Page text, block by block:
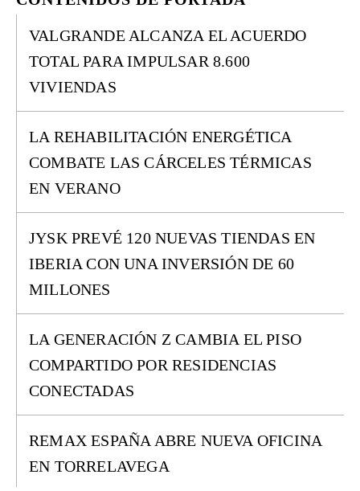
VALGRANDE ALCANZA EL ACUERDO
TOTAL PARA IMPULSAR 8.600
VIVIENDAS
LA REHABILITACIÓN ENERGÉTICA
COMBATE LAS CÁRCELES TÉRMICAS
EN VERANO
JYSK PREVÉ 120 NUEVAS TIENDAS EN
IBERIA CON UNA INVERSIÓN DE 60
MILLONES
LA GENERACIÓN Z CAMBIA EL PISO
COMPARTIDO POR RESIDENCIAS
CONECTADAS
REMAX ESPAÑA ABRE NUEVA OFICINA
EN TORRELAVEGA